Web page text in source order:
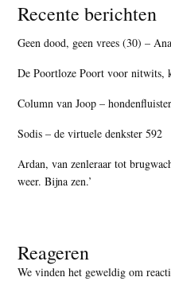
Recente berichten
Geen dood, geen vrees (30) –
De Poortloze Poort voor nitwits,
Column van Joop –
Sodis – de virtuele denkster 592
Ardan, van zenleraar tot
weer. Bijna zen.’
Reageren
We vinden het geweldig om